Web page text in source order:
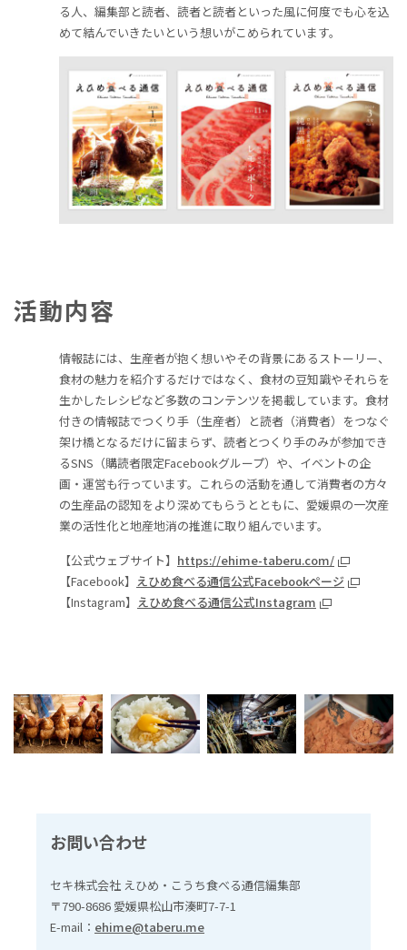
る人、編集部と読者、読者と読者といった風に何度でも心を込
めて結んでいきたいという想いがこめられています。
活動内容
情報誌には、生産者が抱く想いやその背景にあるストーリー、
食材の魅力を紹介するだけではなく、食材の豆知識やそれらを
生かしたレシピなど多数のコンテンツを掲載しています。食材
付きの情報誌でつくり手（生産者）と読者（消費者）をつなぐ
架け橋となるだけに留まらず、読者とつくり手のみが参加でき
るSNS（購読者限定Facebookグループ）や、イベントの企
画・運営も行っています。これらの活動を通して消費者の方々
の生産品の認知をより深めてもらうとともに、愛媛県の一次産
業の活性化と地産地消の推進に取り組んでいます。
【公式ウェブサイト】 https://ehime-taberu.com/
【Facebook】 えひめ食べる通信公式Facebookページ
【Instagram】 えひめ食べる通信公式Instagram
お問い合わせ
セキ株式会社 えひめ・こうち食べる通信編集部
〒790-8686 愛媛県松山市湊町7-7-1
E-mail： ehime@taberu.me